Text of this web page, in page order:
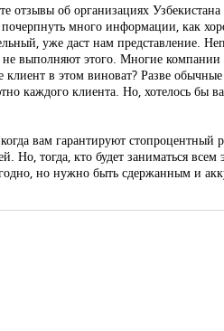
отзывы об организациях Узбекистана
много информации, как
уже даст нам представление.
выполняют этого. Многие компании
клиент в этом виноват? Разве
каждого клиента. Но, хотелось бы
вам гарантируют стопроцентный
тогда, кто будет заниматься
но нужно быть сдержанным и